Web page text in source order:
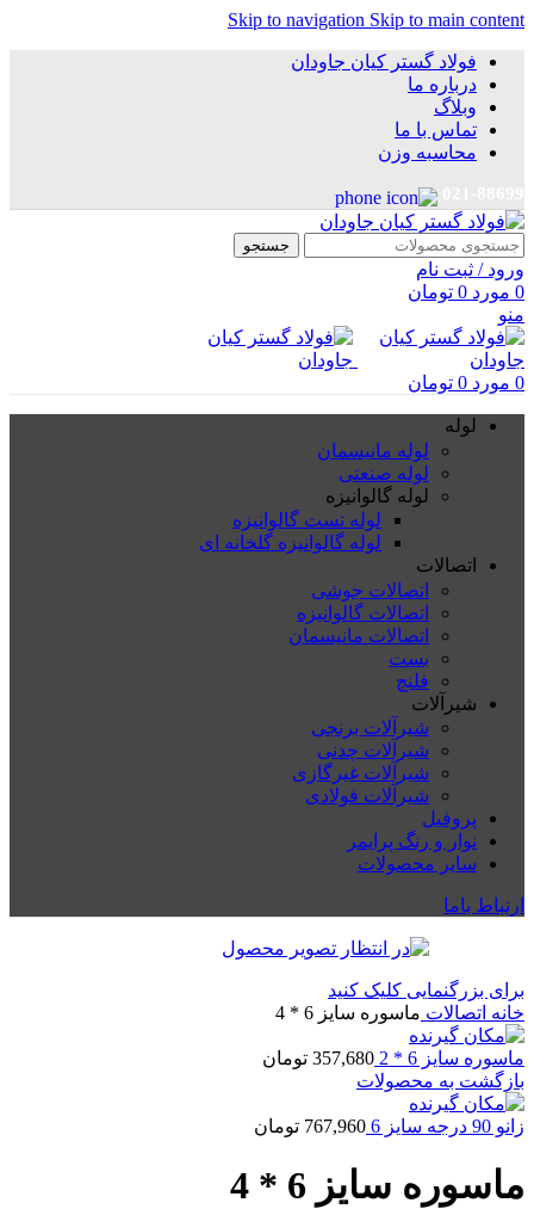
Skip to navigation Skip to main content
فولاد گستر کیان جاودان
درباره ما
وبلاگ
تماس با ما
محاسبه وزن
جستجو
ورود / ثبت نام
0 مورد 0 تومان
منو
0 مورد 0 تومان
لوله
لوله مانیسمان
لوله صنعتی
لوله گالوانیزه
لوله تست گالوانیزه
لوله گالوانیزه گلخانه ای
اتصالات
اتصالات جوشی
اتصالات گالوانیزه
اتصالات مانیسمان
بست
فلنچ
شیرآلات
شیرآلات برنجی
شیرآلات چدنی
شیرآلات غیرگازی
شیرآلات فولادی
پروفیل
نوار و رنگ پرایمر
سایر محصولات
ارتباط باما
برای بزرگنمایی کلیک کنید
خانه اتصالات ماسوره سایز 6 * 4
ماسوره سایز 6 * 2 357,680 تومان
بازگشت به محصولات
زانو 90 درجه سایز 6 767,960 تومان
ماسوره سایز 6 * 4